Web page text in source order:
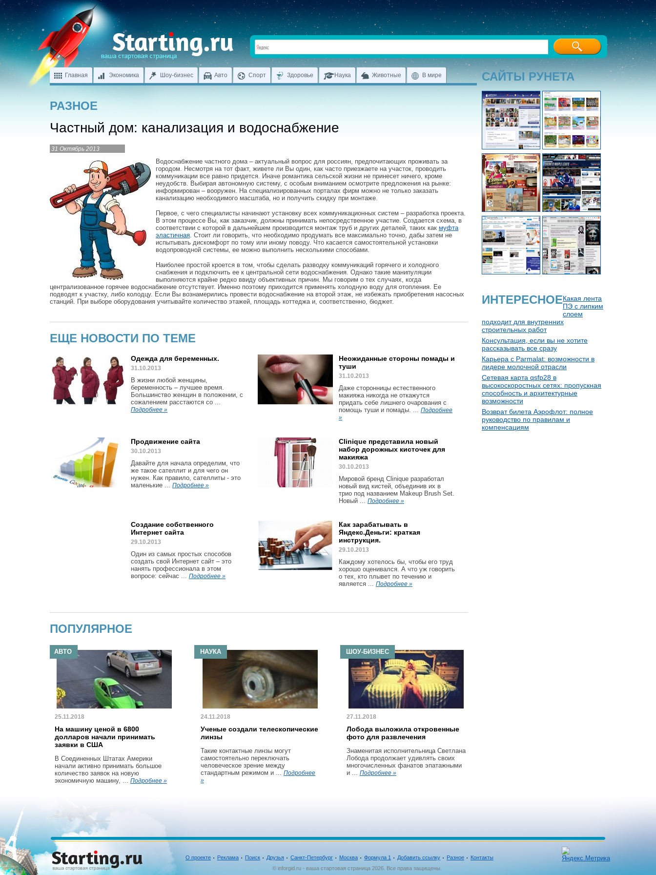
Главная Экономика Шоу-бизнес Авто Спорт Здоровье Наука Животные В мире
РАЗНОЕ
Частный дом: канализация и водоснабжение
31 Октябрь 2013
Водоснабжение частного дома – актуальный вопрос для россиян, предпочитающих проживать за
городом. Несмотря на тот факт, живете ли Вы один, как часто приезжаете на участок, проводить
коммуникации все равно придется. Иначе романтика сельской жизни не принесет ничего, кроме
неудобств. Выбирая автономную систему, с особым вниманием осмотрите предложения на рынке:
информирован – вооружен. На специализированных порталах фирм можно не только заказать
канализацию необходимого масштаба, но и получить скидку при монтаже.
Первое, с чего специалисты начинают установку всех коммуникационных систем – разработка проекта.
В этом процессе Вы, как заказчик, должны принимать непосредственное участие. Создается схема, в
соответствии с которой в дальнейшем производится монтаж труб и других деталей, таких как муфта
эластичная. Стоит ли говорить, что необходимо продумать все максимально точно, дабы затем не
испытывать дискомфорт по тому или иному поводу. Что касается самостоятельной установки
водопроводной системы, ее можно выполнить несколькими способами.
Наиболее простой кроется в том, чтобы сделать разводку коммуникаций горячего и холодного
снабжения и подключить ее к центральной сети водоснабжения. Однако такие манипуляции
выполняются крайне редко ввиду объективных причин. Мы говорим о тех случаях, когда
централизованное горячее водоснабжение отсутствует. Именно поэтому приходится применять холодную воду для отопления. Ее
подводят к участку, либо колодцу. Если Вы вознамерились провести водоснабжение на второй этаж, не избежать приобретения насосных
станций. При выборе оборудования учитывайте количество этажей, площадь коттеджа и, соответственно, бюджет.
ЕЩЕ НОВОСТИ ПО ТЕМЕ
Одежда для беременных.
31.10.2013
В жизни любой женщины,
беременность – лучшее время.
Большинство женщин в положении, с
сожалением расстаются со ...
Подробнее »
Неожиданные стороны помады и
туши
31.10.2013
Даже сторонницы естественного
макияжа никогда не откажутся
придать себе лишнего очарования с
помощь туши и помады. ... Подробнее
»
Продвижение сайта
30.10.2013
Давайте для начала определим, что
же такое сателлит и для чего он
нужен. Как правило, сателлиты - это
маленькие ... Подробнее »
Clinique представила новый
набор дорожных кисточек для
макияжа
30.10.2013
Мировой бренд Clinique разработал
новый вид кистей, объединив их в
трио под названием Makeup Brush Set.
Новый ... Подробнее »
Создание собственного
Интернет сайта
29.10.2013
Один из самых простых способов
создать свой Интернет сайт – это
нанять профессионала в этом
вопросе: сейчас ... Подробнее »
Как зарабатывать в
Яндекс.Деньги: краткая
инструкция.
29.10.2013
Каждому хотелось бы, чтобы его труд
хорошо оценивался. А что уж говорить
о тех, кто плывет по течению и
является ... Подробнее »
ПОПУЛЯРНОЕ
АВТО
25.11.2018
На машину ценой в 6800
долларов начали принимать
заявки в США
В Соединенных Штатах Америки
начали активно принимать большое
количество заявок на новую
экономичную машину, ... Подробнее »
НАУКА
24.11.2018
Ученые создали телескопические
линзы
Такие контактные линзы могут
самостоятельно переключать
человеческое зрение между
стандартным режимом и ... Подробнее
»
ШОУ-БИЗНЕС
27.11.2018
Лобода выложила откровенные
фото для развлечения
Знаменитая исполнительница Светлана
Лобода продолжает удивлять своих
многочисленных фанатов эпатажными
и ... Подробнее »
САЙТЫ РУНЕТА
ИНТЕРЕСНОЕКакая лента
ПЭ с липким
слоем
подходит для внутренних
строительных работ
Консультация, если вы не хотите
рассказывать все сразу
Карьера с Parmalat: возможности в
лидере молочной отрасли
Сетевая карта qsfp28 в
высокоскоростных сетях: пропускная
способность и архитектурные
возможности
Возврат билета Аэрофлот: полное
руководство по правилам и
компенсациям
О проекте Реклама Поиск Друзья Санкт-Петербург Москва Формула 1 Добавить ссылку Разное
Контакты
© inforgid.ru - ваша стартовая страница 2026. Все права защищены.